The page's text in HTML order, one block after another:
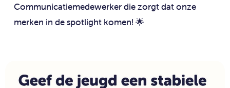
Communicatiemedewerker die zorgt dat onze
merken in de spotlight komen! 🌟